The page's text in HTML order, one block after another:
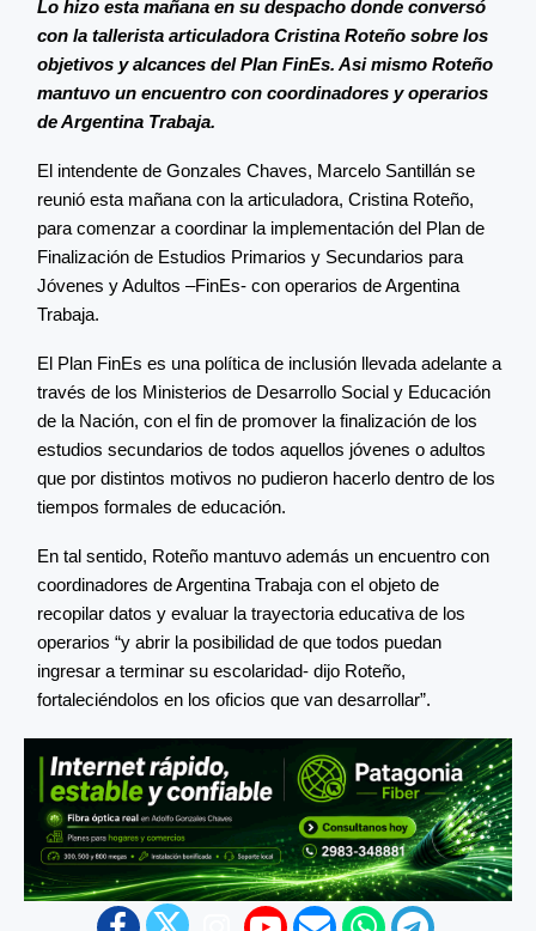
Lo hizo esta mañana en su despacho donde conversó
con la tallerista articuladora Cristina Roteño sobre los
objetivos y alcances del Plan FinEs. Asi mismo Roteño
mantuvo un encuentro con coordinadores y operarios
de Argentina Trabaja.
El intendente de Gonzales Chaves, Marcelo Santillán se
reunió esta mañana con la articuladora, Cristina Roteño,
para comenzar a coordinar la implementación del Plan de
Finalización de Estudios Primarios y Secundarios para
Jóvenes y Adultos –FinEs- con operarios de Argentina
Trabaja.
El Plan FinEs es una política de inclusión llevada adelante a
través de los Ministerios de Desarrollo Social y Educación
de la Nación, con el fin de promover la finalización de los
estudios secundarios de todos aquellos jóvenes o adultos
que por distintos motivos no pudieron hacerlo dentro de los
tiempos formales de educación.
En tal sentido, Roteño mantuvo además un encuentro con
coordinadores de Argentina Trabaja con el objeto de
recopilar datos y evaluar la trayectoria educativa de los
operarios “y abrir la posibilidad de que todos puedan
ingresar a terminar su escolaridad- dijo Roteño,
fortaleciéndolos en los oficios que van desarrollar”.